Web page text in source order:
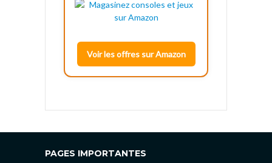
Voir les offres sur Amazon
PAGES IMPORTANTES